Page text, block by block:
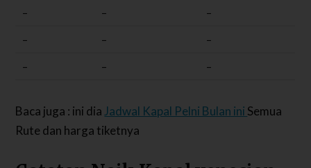
– – –
– – –
– – –
Baca juga : ini dia Jadwal Kapal Pelni Bulan ini Semua
Rute dan harga tiketnya